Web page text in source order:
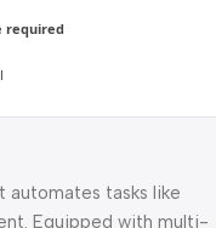
required
tasks like
Equipped with multi-